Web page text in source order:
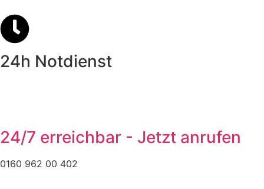
24h Notdienst
24/7 erreichbar - Jetzt anrufen
0160 962 00 402